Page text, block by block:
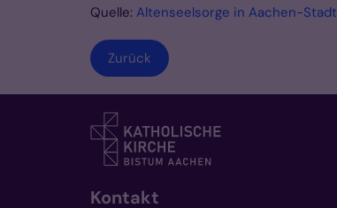
Quelle: Altenseelsorge in Aachen-Stadt
Zurück
Kontakt